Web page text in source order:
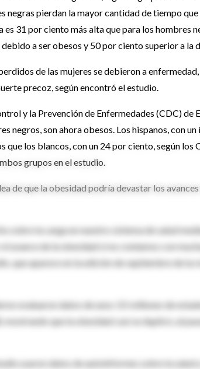
negras pierdan la mayor cantidad de tiempo
es 31 por ciento más alta que para los hombres
a ser obesos y 50 por ciento superior a la
de las mujeres se debieron a
precoz, según encontró el estudio.
y la Prevención de Enfermedades (CDC) de
negros, son ahora obesos. Los hispanos, con
que los blancos, con un 24 por ciento, según
grupos en el estudio.
de que la obesidad podría devastar los
sobre la carga en nuestro sistema de salud
avance de la obesidad si no contamos con
que aparece en la edición de septiembre de la
evaluaron datos de unos 3.5 millones de
mostrando que la obesidad casi se duplicó, al
usaron datos de autoinformes sobre la